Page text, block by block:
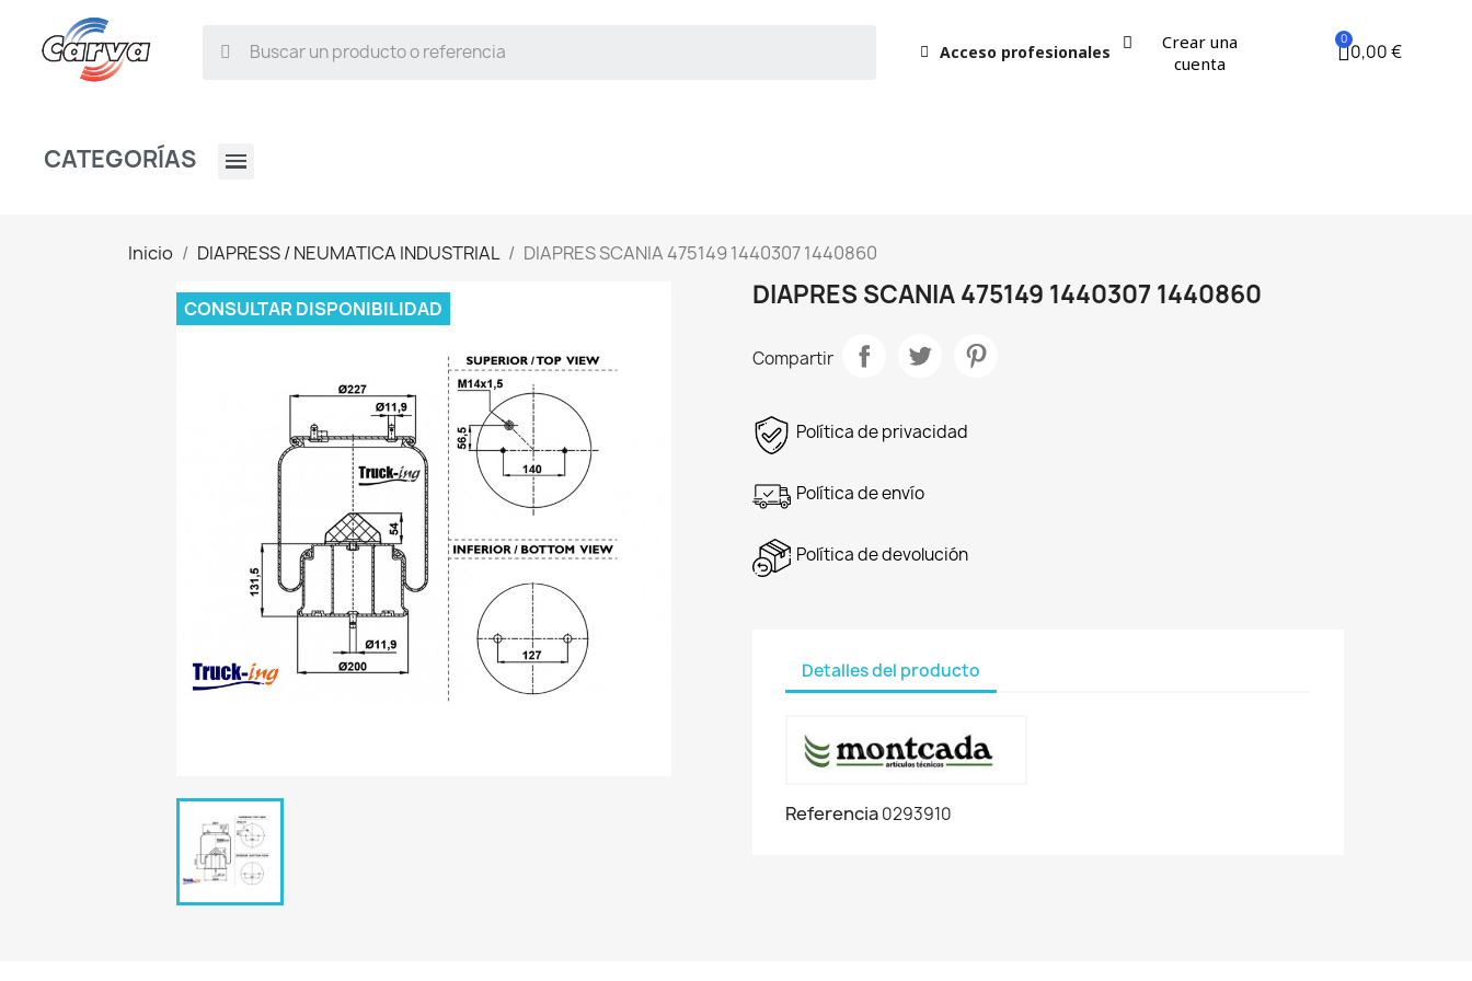
Acceso profesionales
Crear una
cuenta
0,00 €
CATEGORÍAS
Inicio DIAPRESS / NEUMATICA INDUSTRIAL DIAPRES SCANIA 475149 1440307 1440860
CONSULTAR DISPONIBILIDAD DIAPRES SCANIA 475149 1440307 1440860
Compartir
Política de privacidad
Política de envío
Política de devolución
Detalles del producto
Referencia0293910